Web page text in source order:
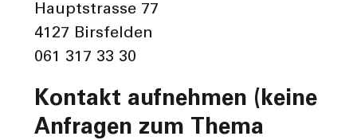
Hauptstrasse 77
4127 Birsfelden
061 317 33 30
Kontakt aufnehmen (keine
Anfragen zum Thema